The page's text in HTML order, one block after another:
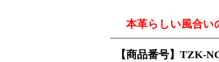
本革らしい風合い
【商品番号】TZK-